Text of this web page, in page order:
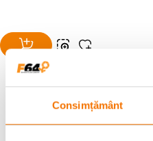
Consimțământ
Alatura-te